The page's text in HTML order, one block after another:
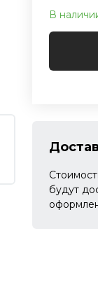
В
будут